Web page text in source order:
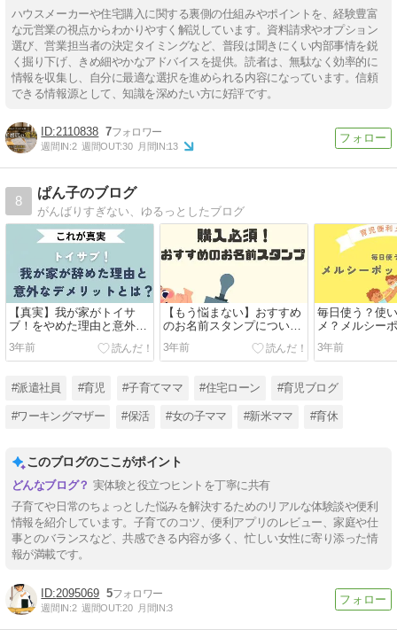
ハウスメーカーや住宅購入に関する裏側の仕組みやポイントを、経験豊富
な元営業の視点からわかりやすく解説しています。資料請求やオプション
選び、営業担当者の決定タイミングなど、普段は聞きにくい内部事情を鋭
く掘り下げ、きめ細やかなアドバイスを提供。読者は、無駄なく効率的に
情報を収集し、自分に最適な選択を進められる内容になっています。信頼
できる情報源として、知識を深めたい方に好評です。
2110838 7
週間IN:2 週間OUT:30 月間IN:13
8
ぱん子のブログ
がんばりすぎない、ゆるっとしたブログ
【真実】我が家がトイサ
ブ！をやめた理由と意外な
デメリット
3年前
【もう悩まない】おすすめ
のお名前スタンプについて
まとめたブログ
3年前
毎日使う？使
メ？メルシー
方をまとめて
3年前
#派遣社員 #育児 #子育てママ #住宅ローン #育児ブログ
#ワーキングマザー #保活 #女の子ママ #新米ママ #育休
このブログのここがポイント
実体験と役立つヒントを丁寧に共有
子育てや日常のちょっとした悩みを解決するためのリアルな体験談や便利
情報を紹介しています。子育てのコツ、便利アプリのレビュー、家庭や仕
事とのバランスなど、共感できる内容が多く、忙しい女性に寄り添った情
報が満載です。
2095069 5
週間IN:2 週間OUT:20 月間IN:3